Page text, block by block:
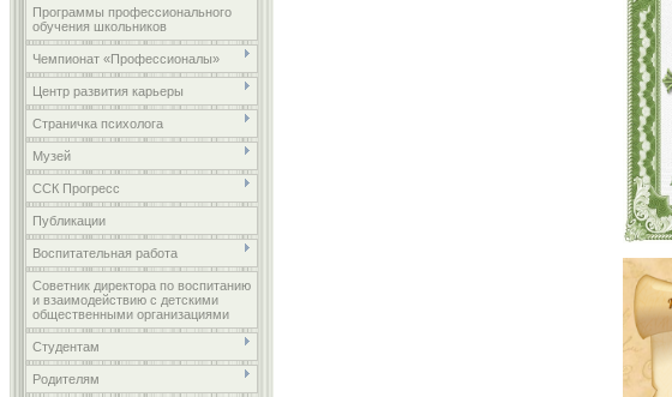
Программы профессионального
обучения школьников
Чемпионат «Профессионалы»
Центр развития карьеры
Страничка психолога
Музей
ССК Прогресс
Публикации
Воспитательная работа
Советник директора по воспитанию
и взаимодействию с детскими
общественными организациями
Студентам
Родителям